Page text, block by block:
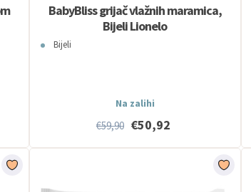
BabyBliss grijač vlažnih maramica,
Bijeli Lionelo
Bijeli
Na zalihi
€59,90 €50,92